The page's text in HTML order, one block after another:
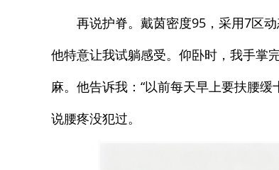
再说护脊。戴茵密度95，采用7区
他特意让我试躺感受。仰卧时，我手掌
麻。他告诉我：“以前每天早上要扶腰
说腰疼没犯过。